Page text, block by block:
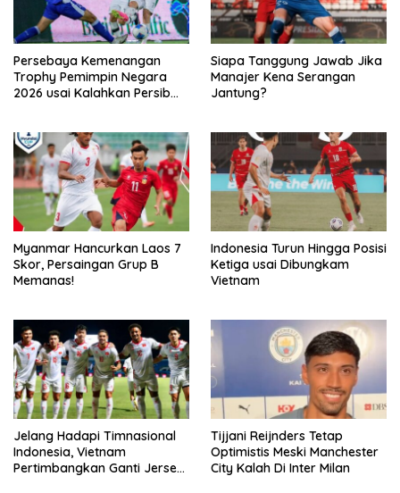
Persebaya Kemenangan
Trophy Pemimpin Negara
2026 usai Kalahkan Persib
Siapa Tanggung Jawab Jika
Manajer Kena Serangan
Jantung?
Myanmar Hancurkan Laos 7
Skor, Persaingan Grup B
Memanas!
Indonesia Turun Hingga Posisi
Ketiga usai Dibungkam
Vietnam
Jelang Hadapi Timnasional
Indonesia, Vietnam
Pertimbangkan Ganti Jersey
Tijjani Reijnders Tetap
Optimistis Meski Manchester
City Kalah Di Inter Milan